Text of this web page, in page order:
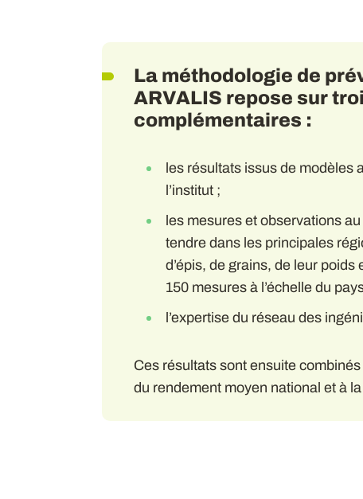
La méthodologie de
ARVALIS repose sur
complémentaires :
les résultats issus de modèles
l’institut ;
les mesures et observations
tendre dans les principales
d’épis, de grains, de leur
150 mesures à l’échelle du
l’expertise du réseau des
Ces résultats sont ensuite
du rendement moyen national et à